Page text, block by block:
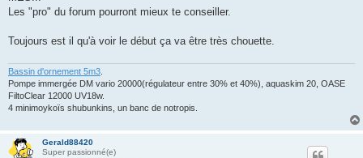
Les "pro" du forum pourront mieux te conseiller.
Toujours est il qu'à voir le début ça va être très chouette.
Bassin d'ornement 5m3
Pompe immergée DM vario 20000(régulateur entre 30% et 40%), aquaskim 20, OASE
FiltoClear 12000 UV18w.
4 minimoykoïs shubunkins, un banc de notropis.
Gerald88420
Super passionné(e)